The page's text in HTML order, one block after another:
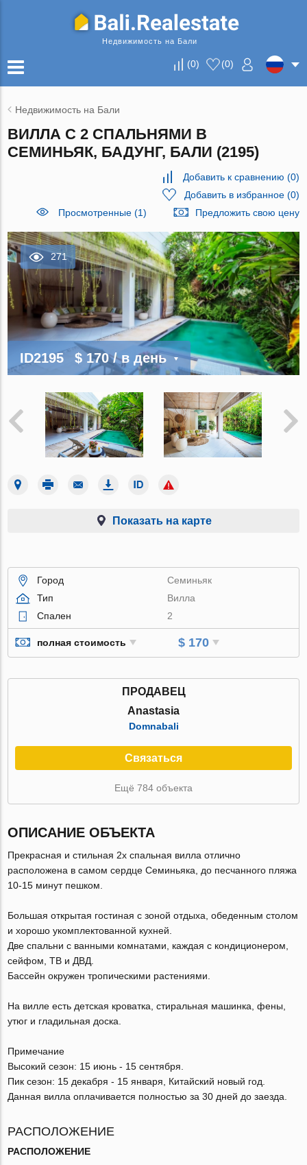
Недвижимость на Бали
(0) (0)
Недвижимость на Бали
ВИЛЛА С 2 СПАЛЬНЯМИ В
СЕМИНЬЯК, БАДУНГ, БАЛИ (2195)
Добавить к сравнению (0)
Добавить в избранное(0)
Просмотренные (1)
Предложить свою цену
271
ID2195 $ 170/ в день
Показать на карте
Город
Семиньяк
Тип
Вилла
Спален
2
полная стоимость $ 170
ПРОДАВЕЦ
Anastasia
Domnabali
Связаться
Ещё 784 объекта
ОПИСАНИЕ ОБЪЕКТА
Прекрасная и стильная 2х спальная вилла отлично
расположена в самом сердце Семиньяка, до песчанного пляжа
10-15 минут пешком.
Большая открытая гостиная с зоной отдыха, обеденным столом
и хорошо укомплектованной кухней.
Две спальни с ванными комнатами, каждая с кондиционером,
сейфом, ТВ и ДВД.
Бассейн окружен тропическими растениями.
На вилле есть детская кроватка, стиральная машинка, фены,
утюг и гладильная доска.
Примечание
Высокий сезон: 15 июнь - 15 сентября.
Пик сезон: 15 декабря - 15 января, Китайский новый год.
Данная вилла оплачивается полностью за 30 дней до заезда.
РАСПОЛОЖЕНИЕ
РАСПОЛОЖЕНИЕ